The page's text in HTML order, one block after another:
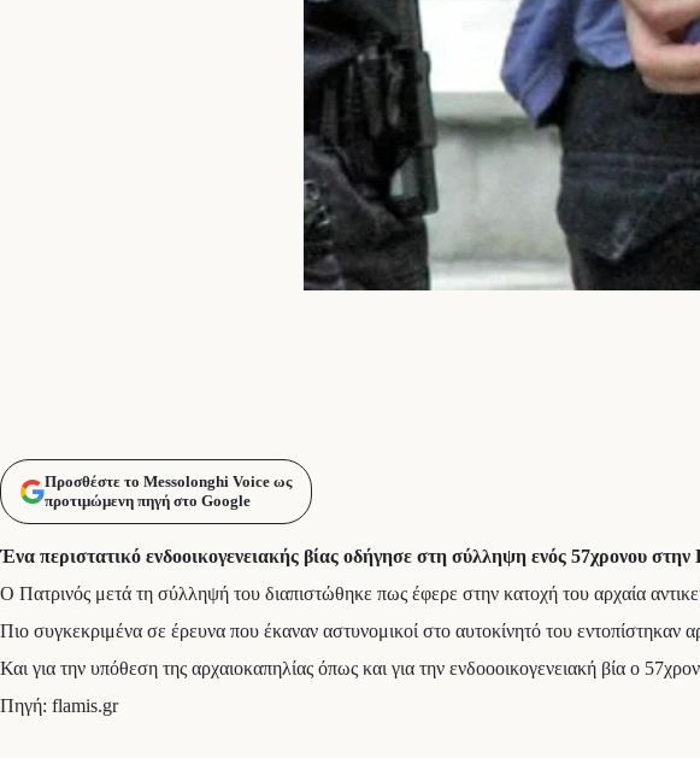
Προσθέστε το Messolonghi Voice ως
προτιμώμενη πηγή στο Google
Ένα περιστατικό ενδοοικογενειακής βίας οδήγησε στη σύλληψη ενός 57χρονου
Ο Πατρινός μετά τη σύλληψή του διαπιστώθηκε πως έφερε στην κατοχή του αρχαία
Πιο συγκεκριμένα σε έρευνα που έκαναν αστυνομικοί στο αυτοκίνητό του εντοπίστηκαν
Και για την υπόθεση της αρχαιοκαπηλίας όπως και για την ενδοοοικογενειακή βία ο
Πηγή: flamis.gr